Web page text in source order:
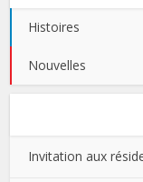
Histoires
Nouvelles
Invitation aux